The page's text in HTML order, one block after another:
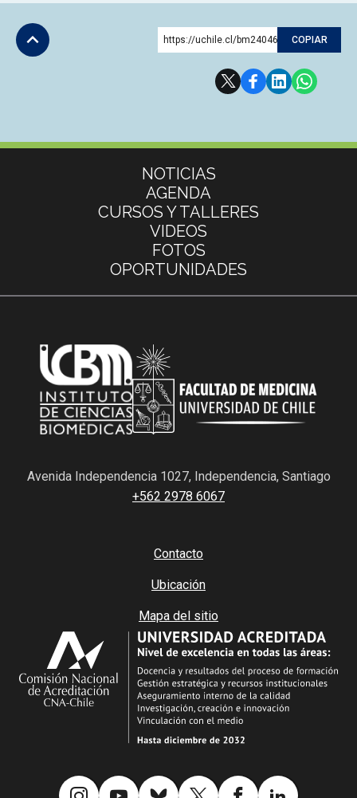
https://uchile.cl/bm240460 COPIAR
NOTICIAS
AGENDA
CURSOS Y TALLERES
VIDEOS
FOTOS
OPORTUNIDADES
Avenida Independencia 1027, Independencia, Santiago
+562 2978 6067
Contacto
Ubicación
Mapa del sitio